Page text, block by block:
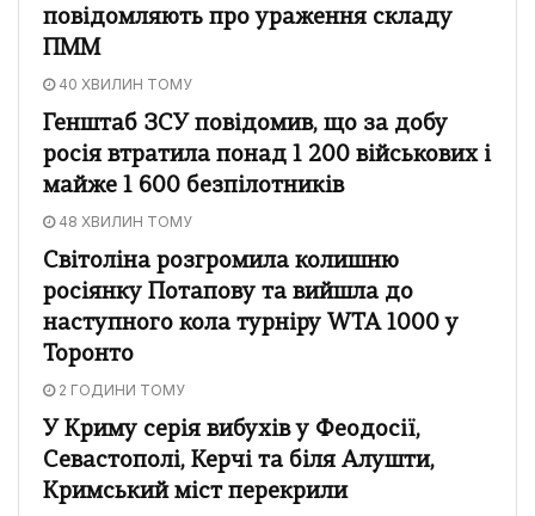
повідомляють про ураження складу
ПММ
40 ХВИЛИН ТОМУ
Генштаб ЗСУ повідомив, що за добу
росія втратила понад 1 200 військових і
майже 1 600 безпілотників
48 ХВИЛИН ТОМУ
Світоліна розгромила колишню
росіянку Потапову та вийшла до
наступного кола турніру WTA 1000 у
Торонто
2 ГОДИНИ ТОМУ
У Криму серія вибухів у Феодосії,
Севастополі, Керчі та біля Алушти,
Кримський міст перекрили